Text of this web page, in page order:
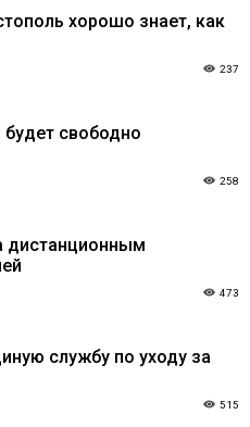
хорошо знает, как
237
свободно
258
дистанционным
473
службу по уходу за
515